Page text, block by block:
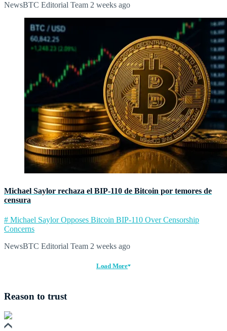
NewsBTC Editorial Team 2 weeks ago
Michael Saylor rechaza el BIP‑110 de Bitcoin por temores de
censura
# Michael Saylor Opposes Bitcoin BIP-110 Over Censorship
Concerns
NewsBTC Editorial Team 2 weeks ago
Load More
Reason to trust